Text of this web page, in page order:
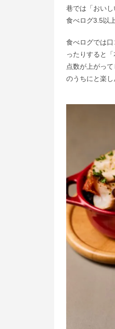
巷では「おい
食べログ3.5以
食べログでは
ったりすると
点数が上がっ
のうちにと楽し